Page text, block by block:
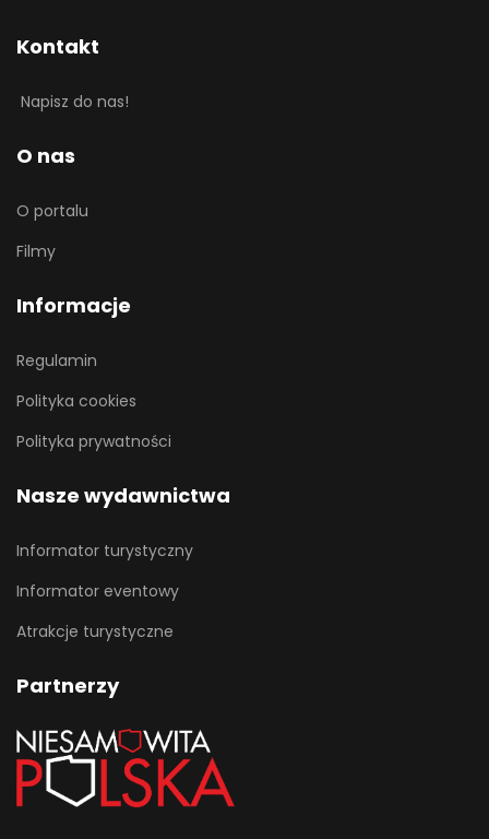
Kontakt
Napisz do nas!
O nas
O portalu
Filmy
Informacje
Regulamin
Polityka cookies
Polityka prywatności
Nasze wydawnictwa
Informator turystyczny
Informator eventowy
Atrakcje turystyczne
Partnerzy